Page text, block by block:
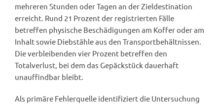
mehreren Stunden oder Tagen an der Zieldestination
erreicht. Rund 21 Prozent der registrierten Fälle
betreffen physische Beschädigungen am Koffer oder am
Inhalt sowie Diebstähle aus den Transportbehältnissen.
Die verbleibenden vier Prozent betreffen den
Totalverlust, bei dem das Gepäckstück dauerhaft
unauffindbar bleibt.
Als primäre Fehlerquelle identifiziert die Untersuchung